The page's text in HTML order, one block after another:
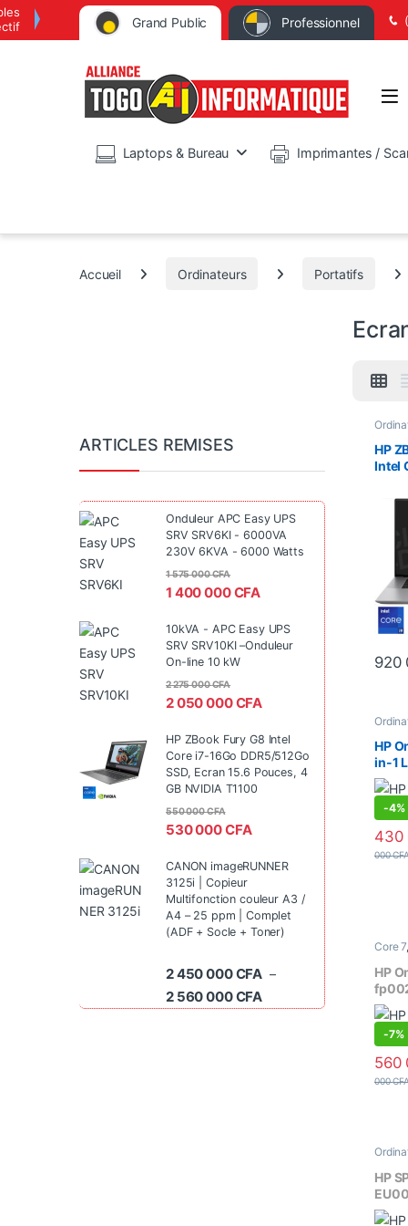
Grand Public Professionnel
Laptops & Bureau Imprimantes /
Accueil Ordinateurs Portatifs
tactile
dédié,
Intel
HP
Intel
|
|
920
Ecran
HP
in-1
–
-4%
430
000
Core 7,
HP
16Go
–
2K
-7%
560
000
Core
tactile
Intel
HP
Core
ARTICLES REMISES
Onduleur APC Easy UPS
SRV SRV6KI - 6000VA
230V 6KVA - 6000 Watts
1 400 000CFA
1 575 000CFA
10kVA - APC Easy UPS
SRV SRV10KI –Onduleur
On-line 10 kW
2 050 000CFA
2 275 000CFA
HP ZBook Fury G8 Intel
Core i7-16Go DDR5/512Go
SSD, Ecran 15.6 Pouces, 4
GB NVIDIA T1100
530 000CFA
550 000CFA
CANON imageRUNNER
3125i | Copieur
Multifonction couleur A3 /
A4 – 25 ppm | Complet
(ADF + Socle + Toner)
2 450 000CFA –
2 560 000CFA Plage de prix : 2 450